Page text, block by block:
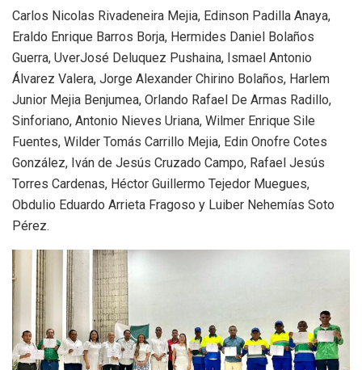
Carlos Nicolas Rivadeneira Mejia, Edinson Padilla Anaya,
Eraldo Enrique Barros Borja, Hermides Daniel Bolaños
Guerra, UverJosé Deluquez Pushaina, Ismael Antonio
Álvarez Valera, Jorge Alexander Chirino Bolaños, Harlem
Junior Mejia Benjumea, Orlando Rafael De Armas Radillo,
Sinforiano, Antonio Nieves Uriana, Wilmer Enrique Sile
Fuentes, Wilder Tomás Carrillo Mejia, Edin Onofre Cotes
González, Iván de Jesús Cruzado Campo, Rafael Jesús
Torres Cardenas, Héctor Guillermo Tejedor Muegues,
Obdulio Eduardo Arrieta Fragoso y Luiber Nehemías Soto
Pérez.